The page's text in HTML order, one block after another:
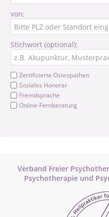
von:
Stichwort (optional):
Zertifizierte Osteopathen
Soziales Honorar
Fremdsprache
Online-Fernberatung
Verband Freier
Psychotherapie und